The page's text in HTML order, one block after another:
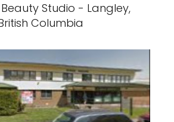
Studio - Langley,
Columbia